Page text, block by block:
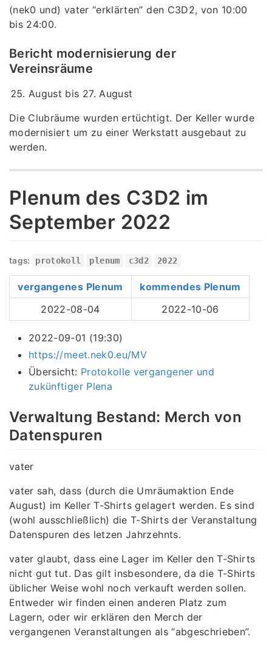
(nek0 und) vater “erklärten” den C3D2, von 10:00
bis 24:00.
Bericht modernisierung der
Vereinsräume
August bis 27. August
Die Clubräume wurden ertüchtigt. Der Keller wurde
modernisiert um zu einer Werkstatt ausgebaut zu
werden.
Plenum des C3D2 im
September 2022
tags: protokoll plenum c3d2 2022
vergangenes Plenum
kommendes Plenum
2022-08-04
2022-10-06
2022-09-01 (19:30)
https://meet.nek0.eu/MV
Übersicht: Protokolle vergangener und
zukünftiger Plena
Verwaltung Bestand: Merch von
Datenspuren
vater
vater sah, dass (durch die Umräumaktion Ende
August) im Keller T-Shirts gelagert werden. Es sind
(wohl ausschließlich) die T-Shirts der Veranstaltung
Datenspuren des letzen Jahrzehnts.
vater glaubt, dass eine Lager im Keller den T-Shirts
nicht gut tut. Das gilt insbesondere, da die T-Shirts
üblicher Weise wohl noch verkauft werden sollen.
Entweder wir finden einen anderen Platz zum
Lagern, oder wir erklären den Merch der
vergangenen Veranstaltungen als “abgeschrieben”.